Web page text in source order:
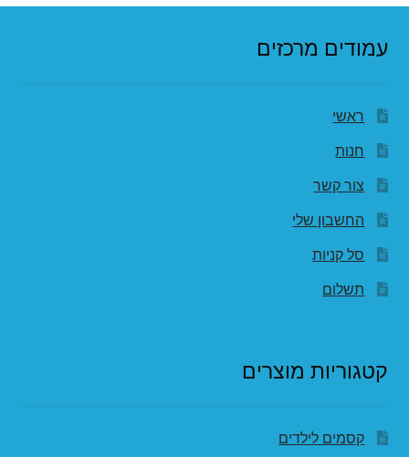
עמודים מרכזים
ראשי
חנות
צור קשר
החשבון שלי
סל קניות
תשלום
קטגוריות מוצרים
קסמים לילדים